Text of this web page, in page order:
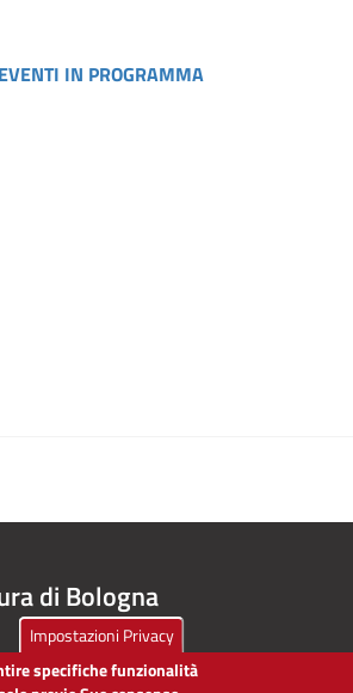
IN PROGRAMMA
di Bologna
Impostazioni Privacy
specifiche funzionalità